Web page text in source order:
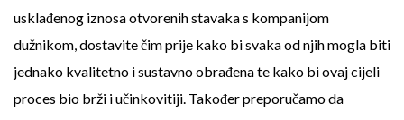
usklađenog iznosa otvorenih stavaka s kompanijom
dužnikom, dostavite čim prije kako bi svaka od njih mogla biti
jednako kvalitetno i sustavno obrađena te kako bi ovaj cijeli
proces bio brži i učinkovitiji. Također preporučamo da